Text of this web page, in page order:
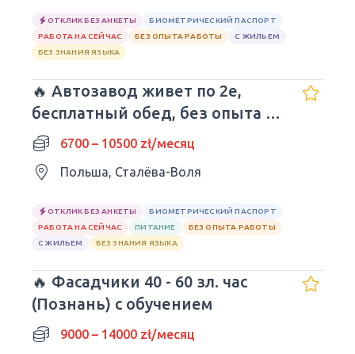
ОТКЛИК БЕЗ АНКЕТЫ
БИОМЕТРИЧЕСКИЙ ПАСПОРТ
РАБОТА НА СЕЙЧАС
БЕЗ ОПЫТА РАБОТЫ
С ЖИЛЬЕМ
БЕЗ ЗНАНИЯ ЯЗЫКА
🔥 Автозавод живет по 2е,
бесплатный обед, без опыта и
языка.6700 – 10500 zł/месяц
Польша, Сталёва-Воля
ОТКЛИК БЕЗ АНКЕТЫ
БИОМЕТРИЧЕСКИЙ ПАСПОРТ
РАБОТА НА СЕЙЧАС
ПИТАНИЕ
БЕЗ ОПЫТА РАБОТЫ
С ЖИЛЬЕМ
БЕЗ ЗНАНИЯ ЯЗЫКА
🔥 Фасадчики 40 - 60 зл. час
(Познань) с обучением
9000 – 14000 zł/месяц